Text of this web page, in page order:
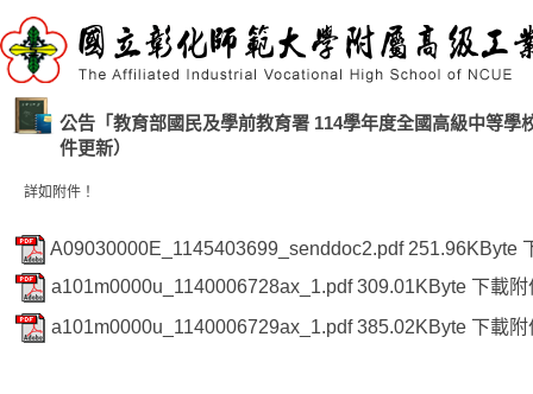
公告「教育部國民及學前教育署 114學年度全國高級中等
件更新）
詳如附件！
A09030000E_1145403699_senddoc2.pdf 251.96KByte
a101m0000u_1140006728ax_1.pdf 309.01KByte 下載附
a101m0000u_1140006729ax_1.pdf 385.02KByte 下載附